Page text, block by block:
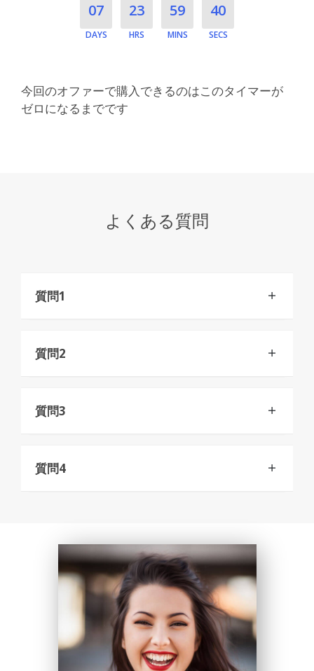
07
DAYS
23
HRS
59
MINS
39
SECS
今回のオファーで購入できるのはこのタイマーが
ゼロになるまでです
よくある質問
質問1
質問2
質問3
質問4